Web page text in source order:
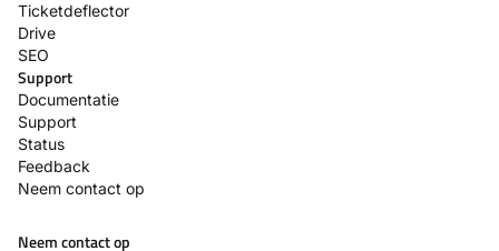
Ticketdeflector
Drive
SEO
Support
Documentatie
Support
Status
Feedback
Neem contact op
Neem contact op